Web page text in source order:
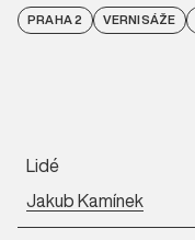
PRAHA 2 VERNISÁŽE
Lidé
Jakub Kamínek